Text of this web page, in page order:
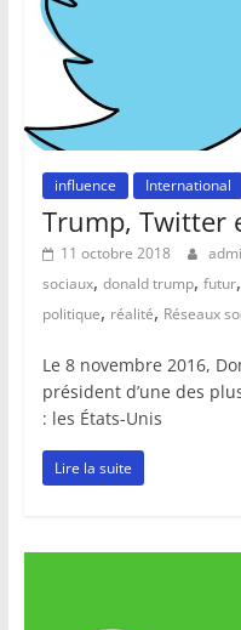
influence International
Trump, Twitter
11 octobre 2018
sociaux, donald trump, futur,
politique, réalité, Réseaux
Le 8 novembre 2016,
président d’une des
: les États-Unis
Lire la suite